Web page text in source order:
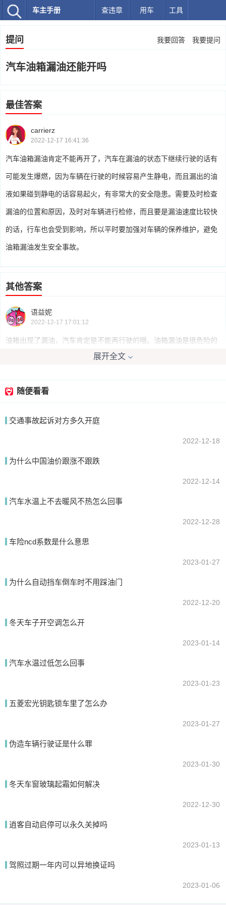
车主手册 查违章 用车 工具
提问 我要回答 我要提问
汽车油箱漏油还能开吗
最佳答案
carrierz
2022-12-17 16:41:36
汽车油箱漏油肯定不能再开了，汽车在漏油的状态下继续行驶的话有
可能发生爆燃，因为车辆在行驶的时候容易产生静电，而且漏出的油
液如果碰到静电的话容易起火，有非常大的安全隐患。需要及时检查
漏油的位置和原因，及时对车辆进行检修，而且要是漏油速度比较快
的话，行车也会受到影响，所以平时要加强对车辆的保养维护，避免
油箱漏油发生安全事故。
其他答案
语益妮
2022-12-17 17:01:12
油箱出现了漏油，汽车肯定是不能再行驶的哦。油箱漏油是很危险的
事情，就算你能够行驶，那也会担心在途中缺油。
我要回答
提交
展开全文
随便看看
交通事故起诉对方多久开庭
2022-12-18
为什么中国油价跟涨不跟跌
2022-12-14
汽车水温上不去暖风不热怎么回事
2022-12-28
车险ncd系数是什么意思
2023-01-27
为什么自动挡车倒车时不用踩油门
2022-12-20
冬天车子开空调怎么开
2023-01-14
汽车水温过低怎么回事
2023-01-23
五菱宏光钥匙锁车里了怎么办
2023-01-27
伪造车辆行驶证是什么罪
2023-01-30
冬天车窗玻璃起霜如何解决
2022-12-30
逍客自动启停可以永久关掉吗
2023-01-13
驾照过期一年内可以异地换证吗
2023-01-06